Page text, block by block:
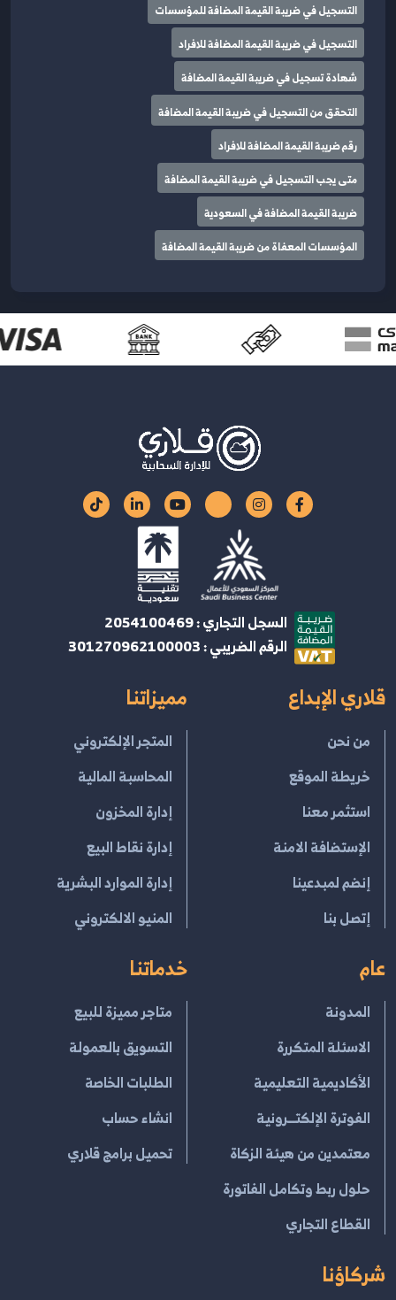
التسجيل في ضريبة القيمة المضافة للمؤسسات
التسجيل في ضريبة القيمة المضافة للافراد
شهادة تسجيل في ضريبة القيمة المضافة
التحقق من التسجيل في ضريبة القيمة المضافة
رقم ضريبة القيمة المضافة للافراد
متى يجب التسجيل في ضريبة القيمة المضافة
ضريبة القيمة المضافة في السعودية
المؤسسات المعفاة من ضريبة القيمة المضافة
السجل التجاري : 2054100469
الرقم الضريبي : 301270962100003
قلاري الإبداع
من نحن
خريطة الموقع
استثمر معنا
الإستضافة الامنة
إنضم لمبدعينا
إتصل بنا
مميزاتنا
المتجر الإلكتروني
المحاسبة المالية
إدارة المخزون
إدارة نقاط البيع
إدارة الموارد البشرية
المنيو الالكتروني
عام
المدونة
الاسئلة المتكررة
الأكاديمية التعليمية
الفوترة الإلكتــرونية
معتمدين من هيئة الزكاة
حلول ربط وتكامل الفاتورة
القطاع التجاري
خدماتنا
متاجر مميزة للبيع
التسويق بالعمولة
الطلبات الخاصة
انشاء حساب
تحميل برامج قلاري
شركاؤنا